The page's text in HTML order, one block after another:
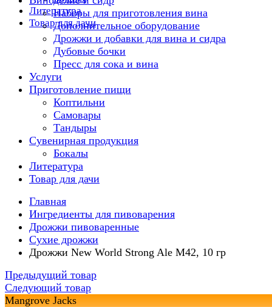
Литература
Товар для дачи
Наборы для приготовления вина
Дополнительное оборудование
Дрожжи и добавки для вина и сидра
Дубовые бочки
Пресс для сока и вина
Услуги
Приготовление пищи
Коптильни
Самовары
Тандыры
Сувенирная продукция
Бокалы
Литература
Товар для дачи
Главная
Ингредиенты для пивоварения
Дрожжи пивоваренные
Сухие дрожжи
Дрожжи New World Strong Ale M42, 10 гр
Предыдущий товар
Следующий товар
Mangrove Jacks